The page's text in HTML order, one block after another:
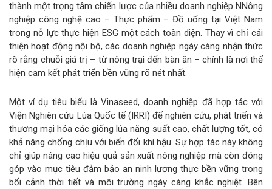
thành một trọng tâm chiến lược của nhiều doanh nghiệp NNông
nghiệp công nghệ cao – Thực phẩm – Đồ uống tại Việt Nam
trong nỗ lực thực hiện ESG một cách toàn diện. Thay vì chỉ cải
thiện hoạt động nội bộ, các doanh nghiệp ngày càng nhận thức
rõ rằng chuỗi giá trị – từ nông trại đến bàn ăn – chính là nơi thể
hiện cam kết phát triển bền vững rõ nét nhất.
Một ví dụ tiêu biểu là Vinaseed, doanh nghiệp đã hợp tác với
Viện Nghiên cứu Lúa Quốc tế (IRRI) để nghiên cứu, phát triển và
thương mại hóa các giống lúa năng suất cao, chất lượng tốt, có
khả năng chống chịu với biến đổi khí hậu. Sự hợp tác này không
chỉ giúp nâng cao hiệu quả sản xuất nông nghiệp mà còn đóng
góp vào mục tiêu đảm bảo an ninh lương thực bền vững trong
bối cảnh thời tiết và môi trường ngày càng khắc nghiệt. Bên